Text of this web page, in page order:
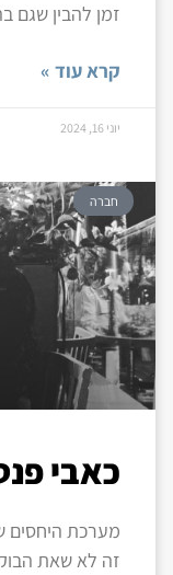
זמן להבין שגם
קרא עוד »
יוני 16, 2024
חברה
כאבי
מערכת היחסים
זה לא שאת